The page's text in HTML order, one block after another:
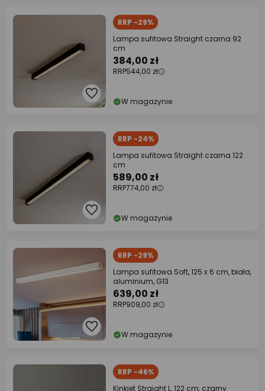
RRP -29%
Lampa sufitowa Straight czarna 92
cm
384,00 zł
RRP544,00 zł
W magazynie
RRP -24%
Lampa sufitowa Straight czarna 122
cm
589,00 zł
RRP774,00 zł
W magazynie
RRP -29%
Lampa sufitowa Soft, 125 x 6 cm, biała,
aluminium, G13
639,00 zł
RRP909,00 zł
W magazynie
RRP -46%
Kinkiet Straight L, 122 cm, czarny